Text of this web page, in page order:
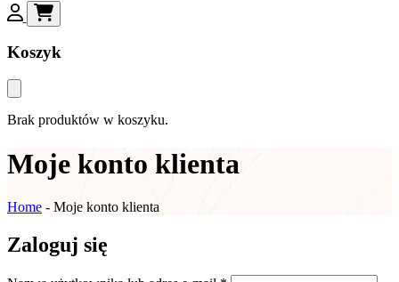
Koszyk
Brak produktów w koszyku.
Moje konto klienta
Home - Moje konto klienta
Zaloguj się